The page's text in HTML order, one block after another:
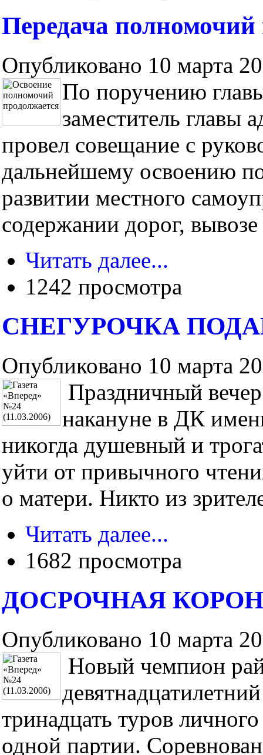
Передача полномочий
Опубликовано 10 марта
По поручению
заместитель
провел совещание с
дальнейшему освоению
развитии местного
содержании дорог,
Читать далее...
1242 просмотра
СНЕГУРОЧКА
Опубликовано 10 марта
Праздничный
накануне в ДК
никогда душевный и
уйти от привычного
о матери. Никто из
Читать далее...
1682 просмотра
ДОСРОЧНАЯ
Опубликовано 10 марта
Новый чемпион
тринадцать туров
одной партии.